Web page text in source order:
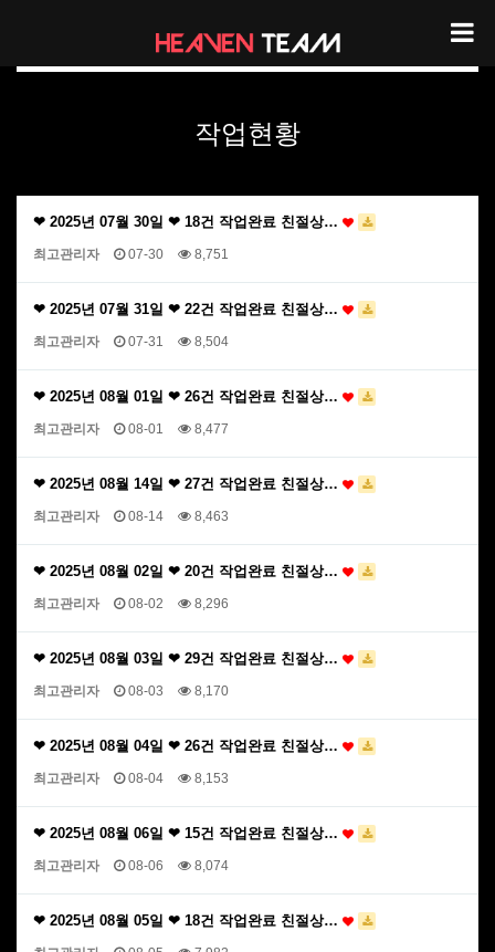
헤븐팀 작업현황
작업현황
❤ 2025년 07월 30일 ❤ 18건 작업완료 친절상…
최고관리자 07-30 8,751
❤ 2025년 07월 31일 ❤ 22건 작업완료 친절상…
최고관리자 07-31 8,504
❤ 2025년 08월 01일 ❤ 26건 작업완료 친절상…
최고관리자 08-01 8,477
❤ 2025년 08월 14일 ❤ 27건 작업완료 친절상…
최고관리자 08-14 8,463
❤ 2025년 08월 02일 ❤ 20건 작업완료 친절상…
최고관리자 08-02 8,296
❤ 2025년 08월 03일 ❤ 29건 작업완료 친절상…
최고관리자 08-03 8,170
❤ 2025년 08월 04일 ❤ 26건 작업완료 친절상…
최고관리자 08-04 8,153
❤ 2025년 08월 06일 ❤ 15건 작업완료 친절상…
최고관리자 08-06 8,074
❤ 2025년 08월 05일 ❤ 18건 작업완료 친절상…